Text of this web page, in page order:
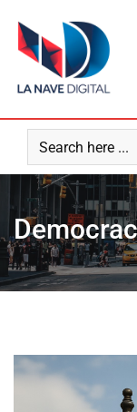
content